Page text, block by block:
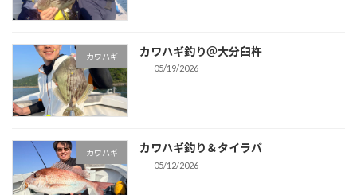
カワハギ カワハギ釣り＠大分臼杵
05/19/2026
カワハギ カワハギ釣り＆タイラバ
05/12/2026